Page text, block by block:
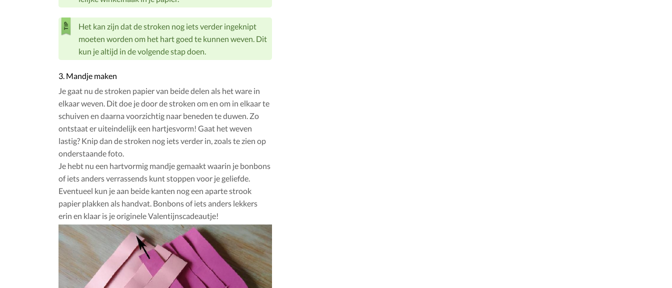
Het kan zijn dat de stroken nog iets verder ingeknipt
moeten worden om het hart goed te kunnen weven. Dit
kun je altijd in de volgende stap doen.
3. Mandje maken
Je gaat nu de stroken papier van beide delen als het ware in
elkaar weven. Dit doe je door de stroken om en om in elkaar te
schuiven en daarna voorzichtig naar beneden te duwen. Zo
ontstaat er uiteindelijk een hartjesvorm! Gaat het weven
lastig? Knip dan de stroken nog iets verder in, zoals te zien op
onderstaande foto.
Je hebt nu een hartvormig mandje gemaakt waarin je bonbons
of iets anders verrassends kunt stoppen voor je geliefde.
Eventueel kun je aan beide kanten nog een aparte strook
papier plakken als handvat. Bonbons of iets anders lekkers
erin en klaar is je originele Valentijnscadeautje!